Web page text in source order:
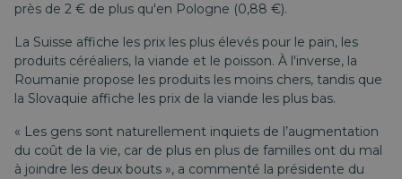
près de 2 € de plus qu'en Pologne (0,88 €).
La Suisse affiche les prix les plus élevés pour le pain, les
produits céréaliers, la viande et le poisson. À l'inverse, la
Roumanie propose les produits les moins chers, tandis que
la Slovaquie affiche les prix de la viande les plus bas.
« Les gens sont naturellement inquiets de l’augmentation
du coût de la vie, car de plus en plus de familles ont du mal
à joindre les deux bouts », a commenté la présidente du